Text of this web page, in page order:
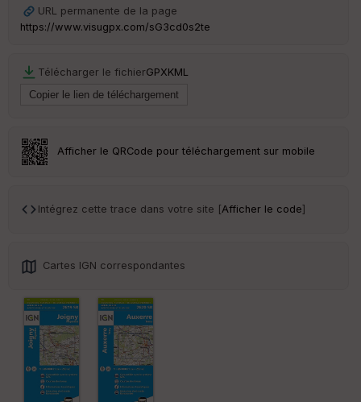
URL permanente de la page
https://www.visugpx.com/sG3cd0s2te
Télécharger le fichierGPXKML
Afficher le QRCode pour téléchargement sur mobile
Intégrez cette trace dans votre site [Afficher le code]
Cartes IGN correspondantes